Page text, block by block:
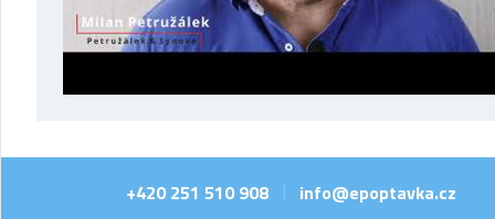
+420 251 510 908 info@epoptavka.cz